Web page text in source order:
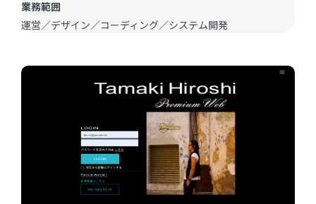
Blog
Recruit
Contact
お問い合わせ
業務範囲
運営／デザイン／コーディング／システム開発